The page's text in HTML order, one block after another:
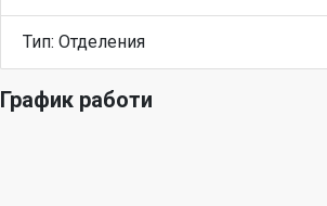
Тип: Отделения
График работи